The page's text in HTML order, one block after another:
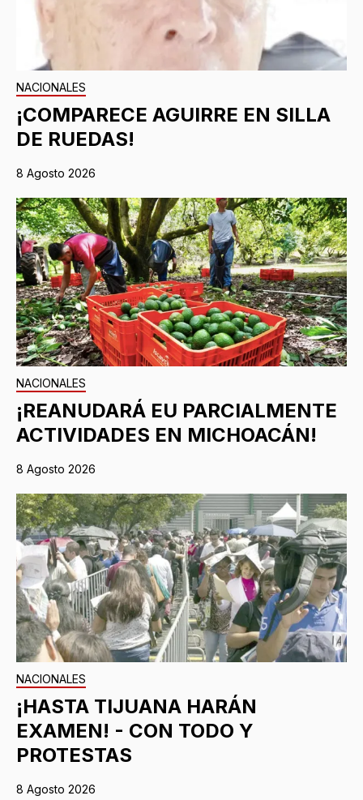
NACIONALES
¡COMPARECE AGUIRRE EN SILLA
DE RUEDAS!
8 Agosto 2026
NACIONALES
¡REANUDARÁ EU PARCIALMENTE
ACTIVIDADES EN MICHOACÁN!
8 Agosto 2026
NACIONALES
¡HASTA TIJUANA HARÁN
EXAMEN! - CON TODO Y
PROTESTAS
8 Agosto 2026